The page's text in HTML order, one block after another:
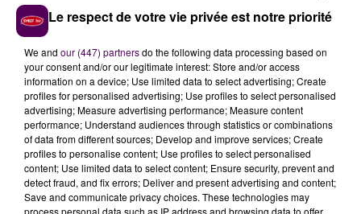
À LA UNE
Le respect de votre vie privée est notre priorité
We and our (447) partnersdo the following data processing based on
your consent and/or our legitimate interest: Store and/or access
information on a device; Use limited data to select advertising; Create
profiles for personalised advertising; Use profiles to select personalised
advertising; Measure advertising performance; Measure content
performance; Understand audiences through statistics or combinations
of data from different sources; Develop and improve services; Create
profiles to personalise content; Use profiles to select personalised
content; Use limited data to select content; Ensure security, prevent and
detect fraud, and fix errors; Deliver and present advertising and content;
Save and communicate privacy choices. These technologies may
process personal data such as IP address and browsing data to offer